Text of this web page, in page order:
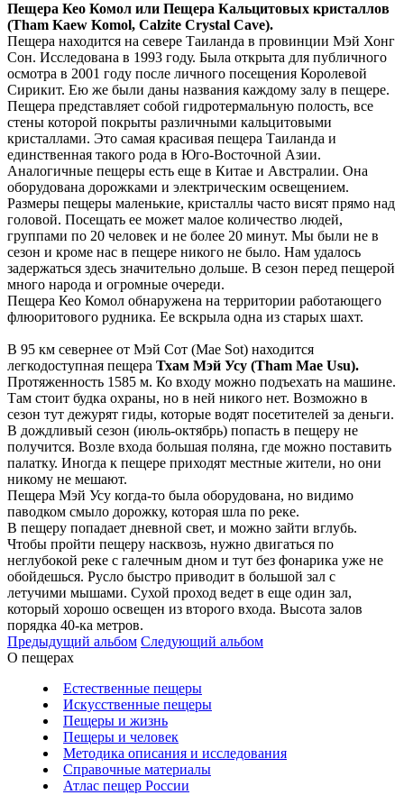
Пещера Кео Комол или Пещера Кальцитовых кристаллов
(Tham Kaew Komol, Calzite Crystal Cave).
Пещера находится на севере Таиланда в провинции Мэй Хонг
Сон. Исследована в 1993 году. Была открыта для публичного
осмотра в 2001 году после личного посещения Королевой
Сирикит. Ею же были даны названия каждому залу в пещере.
Пещера представляет собой гидротермальную полость, все
стены которой покрыты различными кальцитовыми
кристаллами. Это самая красивая пещера Таиланда и
единственная такого рода в Юго-Восточной Азии.
Аналогичные пещеры есть еще в Китае и Австралии. Она
оборудована дорожками и электрическим освещением.
Размеры пещеры маленькие, кристаллы часто висят прямо над
головой. Посещать ее может малое количество людей,
группами по 20 человек и не более 20 минут. Мы были не в
сезон и кроме нас в пещере никого не было. Нам удалось
задержаться здесь значительно дольше. В сезон перед пещерой
много народа и огромные очереди.
Пещера Кео Комол обнаружена на территории работающего
флюоритового рудника. Ее вскрыла одна из старых шахт.
В 95 км севернее от Мэй Сот (Mae Sot) находится
легкодоступная пещера Тхам Мэй Усу (Tham Mae Usu).
Протяженность 1585 м. Ко входу можно подъехать на машине.
Там стоит будка охраны, но в ней никого нет. Возможно в
сезон тут дежурят гиды, которые водят посетителей за деньги.
В дождливый сезон (июль-октябрь) попасть в пещеру не
получится. Возле входа большая поляна, где можно поставить
палатку. Иногда к пещере приходят местные жители, но они
никому не мешают.
Пещера Мэй Усу когда-то была оборудована, но видимо
паводком смыло дорожку, которая шла по реке.
В пещеру попадает дневной свет, и можно зайти вглубь.
Чтобы пройти пещеру насквозь, нужно двигаться по
неглубокой реке с галечным дном и тут без фонарика уже не
обойдешься. Русло быстро приводит в большой зал с
летучими мышами. Сухой проход ведет в еще один зал,
который хорошо освещен из второго входа. Высота залов
порядка 40-ка метров.
Предыдущий альбом Следующий альбом
О пещерах
Естественные пещеры
Искусственные пещеры
Пещеры и жизнь
Пещеры и человек
Методика описания и исследования
Справочные материалы
Атлас пещер России